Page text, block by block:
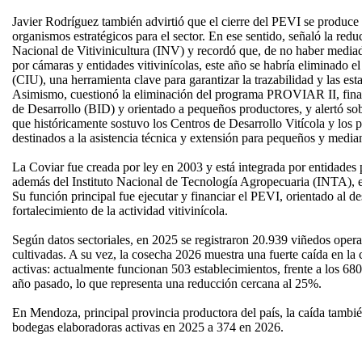
Javier Rodríguez también advirtió que el cierre del PEVI se
organismos estratégicos para el sector. En ese sentido, señaló la
Nacional de Vitivinicultura (INV) y recordó que, de no haber
por cámaras y entidades vitivinícolas, este año se habría eliminado
(CIU), una herramienta clave para garantizar la trazabilidad y las
Asimismo, cuestionó la eliminación del programa PROVIAR II,
de Desarrollo (BID) y orientado a pequeños productores, y alertó
que históricamente sostuvo los Centros de Desarrollo Vitícola y los
destinados a la asistencia técnica y extensión para pequeños y
La Coviar fue creada por ley en 2003 y está integrada por
además del Instituto Nacional de Tecnología Agropecuaria
Su función principal fue ejecutar y financiar el PEVI, orientado al
fortalecimiento de la actividad vitivinícola.
Según datos sectoriales, en 2025 se registraron 20.939 viñedos
cultivadas. A su vez, la cosecha 2026 muestra una fuerte caída en la
activas: actualmente funcionan 503 establecimientos, frente a los
año pasado, lo que representa una reducción cercana al 25%.
En Mendoza, principal provincia productora del país, la caída
bodegas elaboradoras activas en 2025 a 374 en 2026.